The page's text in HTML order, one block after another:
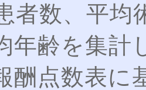
者数、平均
年齢を集計
酬点数表に